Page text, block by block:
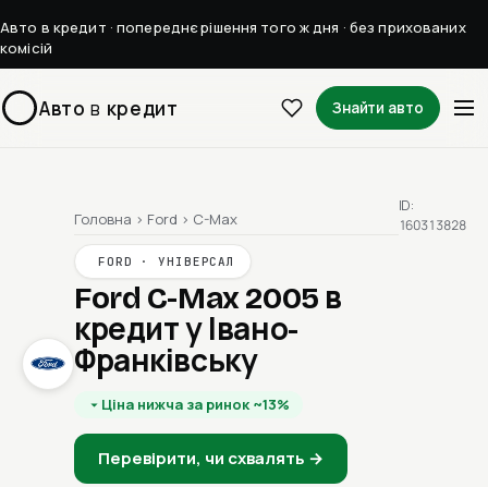
Авто в кредит · попереднє рішення того ж дня · без прихованих
комісій
Авто в кредит Знайти авто
Головна › Ford › C-Max
FORD · УНІВЕРСАЛ
Ford C-Max 2005 в
кредит у Івано-
Франківську
Ціна нижча за ринок ~13%
Перевірити, чи схвалять →
ID:
160313828